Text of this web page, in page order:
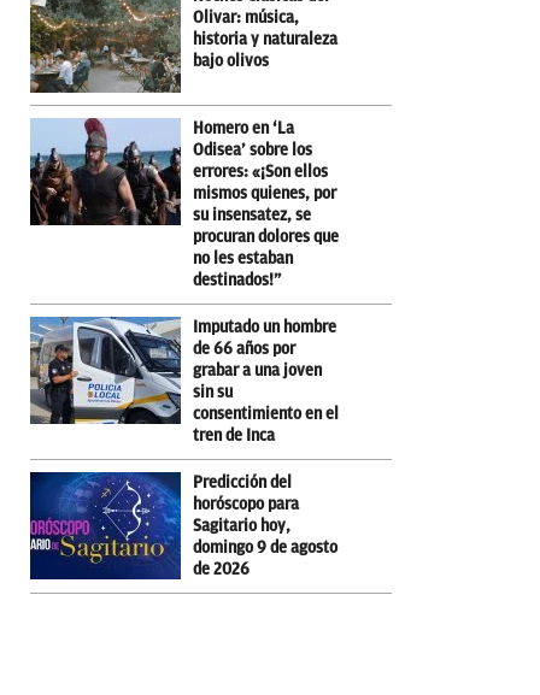
Olivar: música,
historia y naturaleza
bajo olivos
Homero en ‘La
Odisea’ sobre los
errores: «¡Son ellos
mismos quienes, por
su insensatez, se
procuran dolores que
no les estaban
destinados!”
Imputado un hombre
de 66 años por
grabar a una joven
sin su
consentimiento en el
tren de Inca
Predicción del
horóscopo para
Sagitario hoy,
domingo 9 de agosto
de 2026